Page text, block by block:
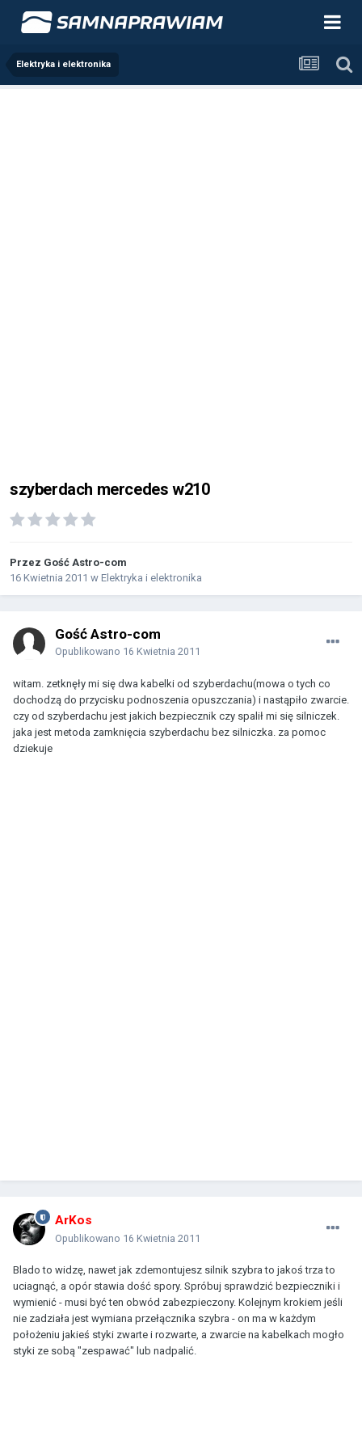
Elektryka i elektronika
szyberdach mercedes w210
Przez Gość Astro-com
16 Kwietnia 2011 w Elektryka i elektronika
Gość Astro-com
Opublikowano 16 Kwietnia 2011
witam. zetknęły mi się dwa kabelki od szyberdachu(mowa o tych co
dochodzą do przycisku podnoszenia opuszczania) i nastąpiło zwarcie.
czy od szyberdachu jest jakich bezpiecznik czy spalił mi się silniczek.
jaka jest metoda zamknięcia szyberdachu bez silniczka. za pomoc
dziekuje
ArKos
Opublikowano 16 Kwietnia 2011
Blado to widzę, nawet jak zdemontujesz silnik szybra to jakoś trza to
uciagnąć, a opór stawia dość spory. Spróbuj sprawdzić bezpieczniki i
wymienić - musi być ten obwód zabezpieczony. Kolejnym krokiem jeśli
nie zadziała jest wymiana przełącznika szybra - on ma w każdym
położeniu jakieś styki zwarte i rozwarte, a zwarcie na kabelkach mogło
styki ze sobą "zespawać" lub nadpalić.